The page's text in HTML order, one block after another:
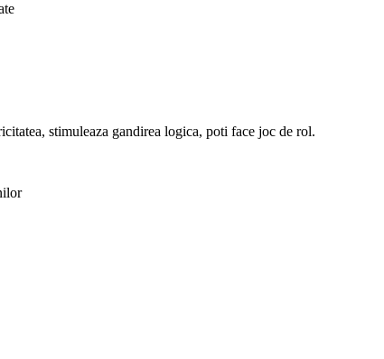
stimuleaza gandirea logica, poti face joc de rol.